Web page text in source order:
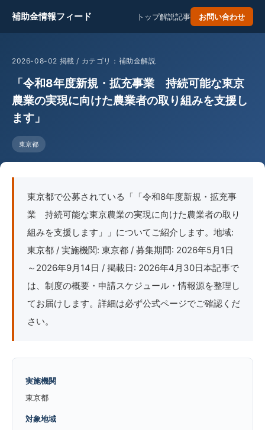
補助金情報フィード トップ解説記事 お問い合わせ
2026-08-02 掲載 / カテゴリ：補助金解説
「令和8年度新規・拡充事業 持続可能な東京
農業の実現に向けた農業者の取り組みを支援し
ます」
東京都
東京都で公募されている「「令和8年度新規・拡充事
業 持続可能な東京農業の実現に向けた農業者の取り
組みを支援します」」についてご紹介します。地域:
東京都 / 実施機関: 東京都 / 募集期間: 2026年5月1日
～2026年9月14日 / 掲載日: 2026年4月30日本記事で
は、制度の概要・申請スケジュール・情報源を整理し
てお届けします。詳細は必ず公式ページでご確認くだ
さい。
実施機関
東京都
対象地域